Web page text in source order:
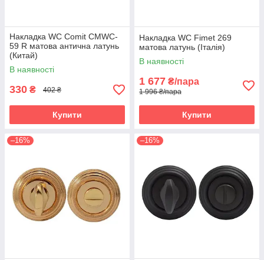
Накладка WC Comit CMWC-
59 R матова антична латунь
(Китай)
В наявності
330 ₴ 402 ₴
Купити
Накладка WC Fimet 269
матова латунь (Італія)
В наявності
1 677 ₴/пара
1 996 ₴/пара
Купити
–16% –16%